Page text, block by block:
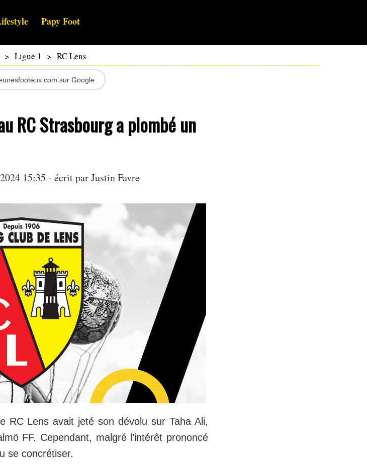
Papy Foot
> Ligue 1 > RC Lens
sur Google
RC Strasbourg a plombé un
15:35 - écrit parJustin Favre
RC Lens avait jeté son dévolu sur Taha Ali,
FF. Cependant, malgré l’intérêt prononcé
se concrétiser.